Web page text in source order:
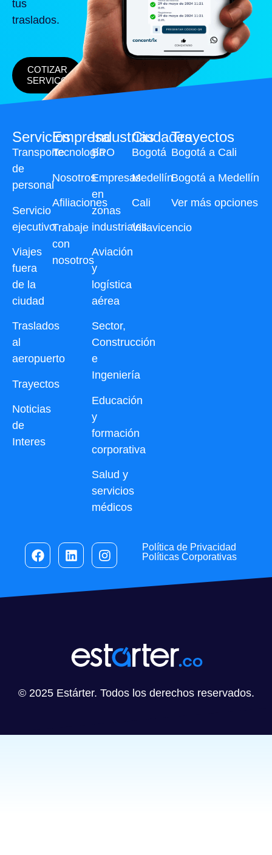
tus
traslados.
COTIZAR
SERVICO
Servicios
Transporte
de
personal
Servicio
ejecutivo
Viajes
fuera
de la
ciudad
Traslados
al
aeropuerto
Trayectos
Noticias
de
Interes
Industrias
BPO
Empresas
en
zonas
industriales
Aviación
y
logística
aérea
Sector,
Construcción
e
Ingeniería
Educación
y
formación
corporativa
Salud y
servicios
médicos
Ciudades
Bogotá
Medellín
Cali
Villavicencio
Trayectos
Bogotá a Cali
Bogotá a Medellín
Ver más opciones
Empresa
Tecnología
Nosotros
Afiliaciones
Trabaje
con
nosotros
Política de Privacidad
Políticas Corporativas
© 2025 Estárter. Todos los derechos reservados.